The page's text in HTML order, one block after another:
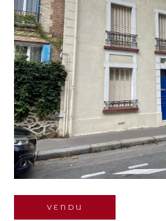
VENDU
Budget
Pièces
1 2 3
Localisation
Surface